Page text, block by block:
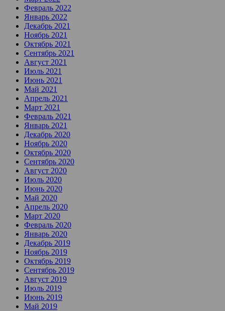
Февраль 2022
Январь 2022
Декабрь 2021
Ноябрь 2021
Октябрь 2021
Сентябрь 2021
Август 2021
Июль 2021
Июнь 2021
Май 2021
Апрель 2021
Март 2021
Февраль 2021
Январь 2021
Декабрь 2020
Ноябрь 2020
Октябрь 2020
Сентябрь 2020
Август 2020
Июль 2020
Июнь 2020
Май 2020
Апрель 2020
Март 2020
Февраль 2020
Январь 2020
Декабрь 2019
Ноябрь 2019
Октябрь 2019
Сентябрь 2019
Август 2019
Июль 2019
Июнь 2019
Май 2019